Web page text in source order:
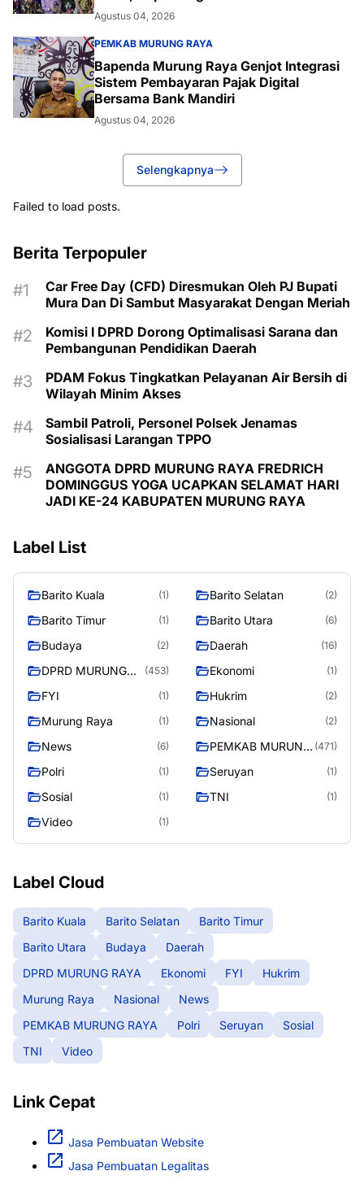
Budaya
Agustus 04, 2026
PEMKAB MURUNG RAYA
Bapenda Murung Raya Genjot Integrasi
Sistem Pembayaran Pajak Digital
Bersama Bank Mandiri
Agustus 04, 2026
Selengkapnya
Failed to load posts.
Berita Terpopuler
Car Free Day (CFD) Diresmukan Oleh PJ Bupati
Mura Dan Di Sambut Masyarakat Dengan Meriah
Komisi I DPRD Dorong Optimalisasi Sarana dan
Pembangunan Pendidikan Daerah
PDAM Fokus Tingkatkan Pelayanan Air Bersih di
Wilayah Minim Akses
Sambil Patroli, Personel Polsek Jenamas
Sosialisasi Larangan TPPO
ANGGOTA DPRD MURUNG RAYA FREDRICH
DOMINGGUS YOGA UCAPKAN SELAMAT HARI
JADI KE-24 KABUPATEN MURUNG RAYA
Label List
Barito Kuala (1) Barito Selatan (2)
Barito Timur (1) Barito Utara (6)
Budaya (2) Daerah (16)
DPRD MURUNG
(453) Ekonomi (1)
FYI (1) Hukrim (2)
Murung Raya (1) Nasional (2)
News (6)
PEMKAB MURUNG (471)
Polri (1) Seruyan (1)
Sosial (1) TNI (1)
Video (1)
Label Cloud
Barito Kuala Barito Selatan
Barito Timur
Barito Utara
Budaya
Daerah
DPRD MURUNG RAYA
Ekonomi FYI
Hukrim
Murung Raya
Nasional
News
PEMKAB MURUNG RAYA
Polri Seruyan
Sosial
TNI
Video
Link Cepat
Jasa Pembuatan Website
Jasa Pembuatan Legalitas